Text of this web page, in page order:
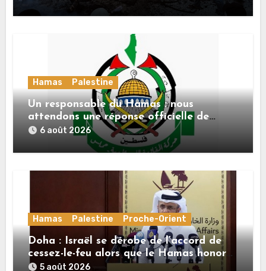
Hamas Palestine
Un responsable du Hamas : nous
attendons une réponse officielle de
Mladenov concernant la feuille de route
de la deuxième phase de l’accord
6 août 2026
Hamas Palestine Proche-Orient
Doha : Israël se dérobe de l’accord de
cessez-le-feu alors que le Hamas honore
ses engagements
5 août 2026